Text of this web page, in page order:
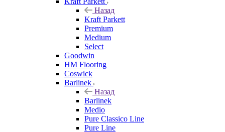
Назад
Kraft Parkett
Premium
Medium
Select
Goodwin
HM Flooring
Coswick
Barlinek
Назад
Barlinek
Medio
Pure Classico Line
Pure Line